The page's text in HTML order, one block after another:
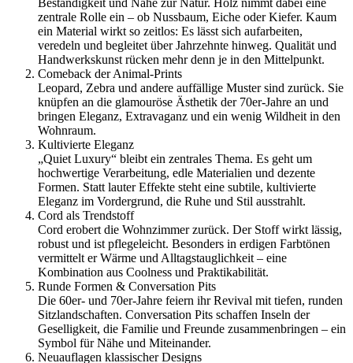
Beständigkeit und Nähe zur Natur. Holz nimmt dabei eine
zentrale Rolle ein – ob Nussbaum, Eiche oder Kiefer. Kaum
ein Material wirkt so zeitlos: Es lässt sich aufarbeiten,
veredeln und begleitet über Jahrzehnte hinweg. Qualität und
Handwerkskunst rücken mehr denn je in den Mittelpunkt.
Comeback der Animal-Prints
Leopard, Zebra und andere auffällige Muster sind zurück. Sie
knüpfen an die glamouröse Ästhetik der 70er-Jahre an und
bringen Eleganz, Extravaganz und ein wenig Wildheit in den
Wohnraum.
Kultivierte Eleganz
„Quiet Luxury“ bleibt ein zentrales Thema. Es geht um
hochwertige Verarbeitung, edle Materialien und dezente
Formen. Statt lauter Effekte steht eine subtile, kultivierte
Eleganz im Vordergrund, die Ruhe und Stil ausstrahlt.
Cord als Trendstoff
Cord erobert die Wohnzimmer zurück. Der Stoff wirkt lässig,
robust und ist pflegeleicht. Besonders in erdigen Farbtönen
vermittelt er Wärme und Alltagstauglichkeit – eine
Kombination aus Coolness und Praktikabilität.
Runde Formen & Conversation Pits
Die 60er- und 70er-Jahre feiern ihr Revival mit tiefen, runden
Sitzlandschaften. Conversation Pits schaffen Inseln der
Geselligkeit, die Familie und Freunde zusammenbringen – ein
Symbol für Nähe und Miteinander.
Neuauflagen klassischer Designs